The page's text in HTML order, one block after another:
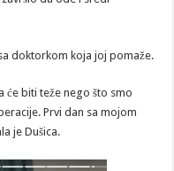
doktorkom koja joj pomaže.
će biti teže nego što smo
Prvi dan sa mojom
je Dušica.